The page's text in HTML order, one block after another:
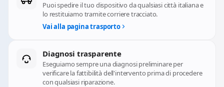
Puoi spedire il tuo dispositivo da qualsiasi città italiana e
lo restituiamo tramite corriere tracciato.
Vai alla pagina trasporto
Diagnosi trasparente
Eseguiamo sempre una diagnosi preliminare per
verificare la fattibilità dell'intervento prima di procedere
con qualsiasi riparazione.